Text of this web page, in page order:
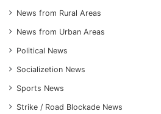
News from Rural Areas
News from Urban Areas
Political News
Socializetion News
Sports News
Strike / Road Blockade News